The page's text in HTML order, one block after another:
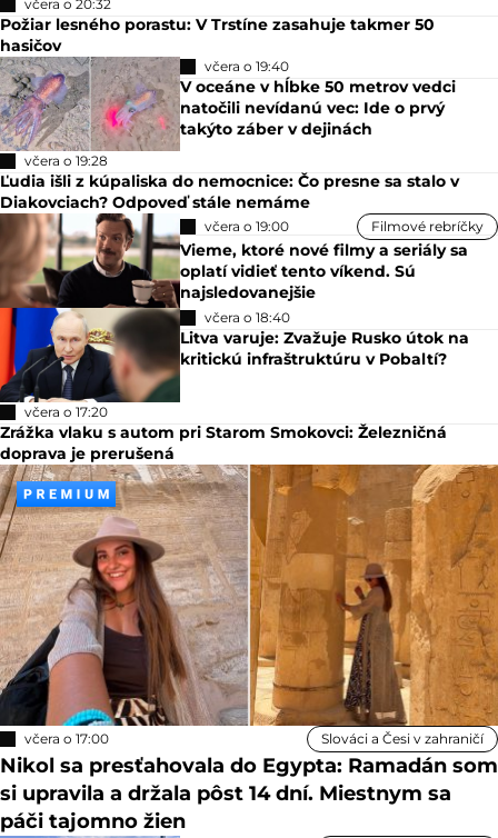
včera o 20:32
Požiar lesného porastu: V Trstíne zasahuje takmer 50
hasičov
včera o 19:40
V oceáne v hĺbke 50 metrov vedci
natočili nevídanú vec: Ide o prvý
takýto záber v dejinách
včera o 19:28
Ľudia išli z kúpaliska do nemocnice: Čo presne sa stalo v
Diakovciach? Odpoveď stále nemáme
včera o 19:00 Filmové rebríčky
Vieme, ktoré nové filmy a seriály sa
oplatí vidieť tento víkend. Sú
najsledovanejšie
včera o 18:40
Litva varuje: Zvažuje Rusko útok na
kritickú infraštruktúru v Pobaltí?
včera o 17:20
Zrážka vlaku s autom pri Starom Smokovci: Železničná
doprava je prerušená
včera o 17:00 Slováci a Česi v zahraničí
Nikol sa presťahovala do Egypta: Ramadán som
si upravila a držala pôst 14 dní. Miestnym sa
páči tajomno žien